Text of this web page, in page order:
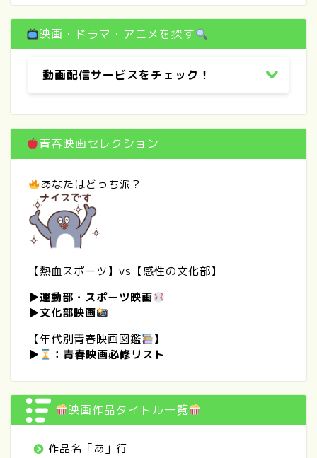
映画・ドラマ・アニメを探す
動画配信サービスをチェック！
青春映画セレクション
あなたはどっち派？
【熱血スポーツ】vs【感性の文化部】
▶運動部・スポーツ映画
▶文化部映画
【年代別青春映画図鑑
】
▶
： 青春映画必修リスト
映画作品タイトル一覧
作品名「あ」行